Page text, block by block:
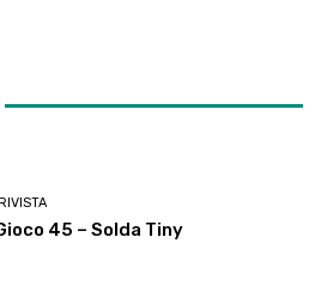
45 – Solda Tiny